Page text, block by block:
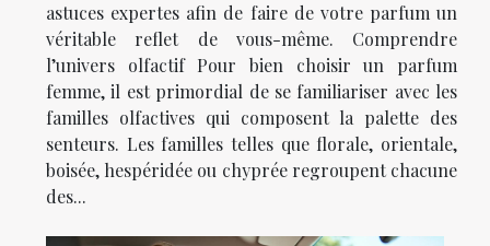
astuces expertes afin de faire de votre parfum un
véritable reflet de vous-même. Comprendre
l’univers olfactif Pour bien choisir un parfum
femme, il est primordial de se familiariser avec les
familles olfactives qui composent la palette des
senteurs. Les familles telles que florale, orientale,
boisée, hespéridée ou chyprée regroupent chacune
des...